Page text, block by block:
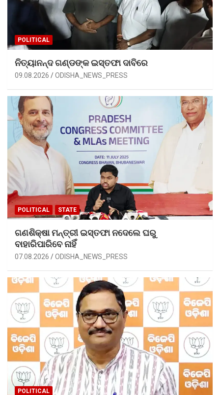
POLITICAL
ନିତ୍ୟାନନ୍ଦ ଗଣ୍ଡଙ୍କ ଇସ୍ତଫା ଦାବିରେ
09.08.2026 ODISHA_NEWS_PRESS
POLITICAL STATE
ଗଣଶିକ୍ଷା ମନ୍ତ୍ରୀ ଇସ୍ତଫା ନଦେଲେ ଘରୁ
ବାହାରିପାରିବେ ନାହିଁ
07.08.2026 ODISHA_NEWS_PRESS
POLITICAL